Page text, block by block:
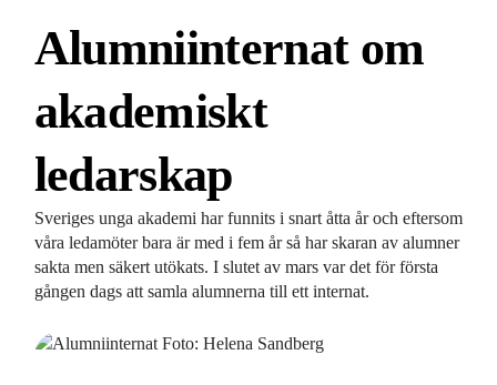
Alumniinternat om
akademiskt
ledarskap
Sveriges unga akademi har funnits i snart åtta år och eftersom
våra ledamöter bara är med i fem år så har skaran av alumner
sakta men säkert utökats. I slutet av mars var det för första
gången dags att samla alumnerna till ett internat.